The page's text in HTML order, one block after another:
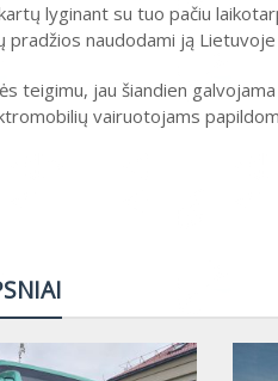
lyginant su tuo pačiu
pradžios naudodami ją
teigimu, jau šiandien
vairuotojams